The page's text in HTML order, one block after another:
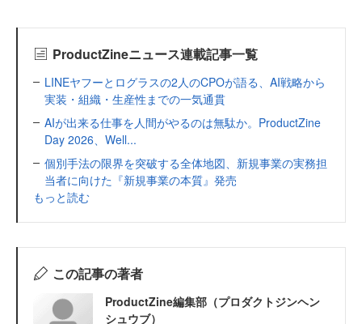
ProductZineニュース連載記事一覧
LINEヤフーとログラスの2人のCPOが語る、AI戦略から
実装・組織・生産性までの一気通貫
AIが出来る仕事を人間がやるのは無駄か。ProductZine
Day 2026、Well...
個別手法の限界を突破する全体地図、新規事業の実務担
当者に向けた『新規事業の本質』発売
もっと読む
この記事の著者
ProductZine編集部（プロダクトジンヘン
シュウブ）